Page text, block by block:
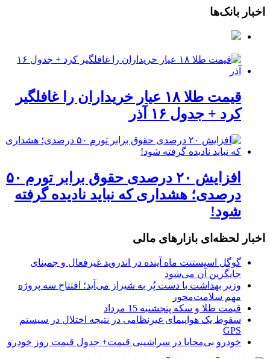
اخبار بانک‌ها
قیمت طلا ۱۸ عیار خریداران را غافلگیر
کرد + جدول ۱۶ آذر
افزایش ۲۰ درصدی حقوق برابر تورم ۵۰
درصدی؛ هشداری که نباید نادیده گرفته
شود!
اخبار لحظه‌ای بازارهای مالی
گوگل اسیستنت ماه آینده در اندروید غیرفعال و جمینای
جایگزین آن می‌شود
وزیر بهداشت با دست پُر به شیراز می‌آید؛ افتتاح سه پروژه
مهم سلامت‌محور
قیمت طلا و سکه پنجشنبه 15 مرداد
سقوط یک هواپیمای غیرنظامی در نتیجه اختلال در سیستم‌
GPS
خودرو بی‌محابا در سراشیبی قیمت+ جدول قیمت روز خودرو